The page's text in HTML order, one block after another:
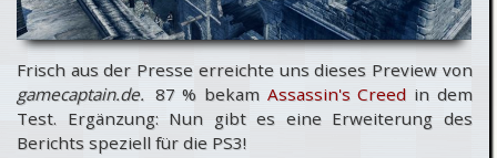
Frisch aus der Presse erreichte uns dieses Preview von
gamecaptain.de. 87 % bekam Assassin's Creed in dem
Test. Ergänzung: Nun gibt es eine Erweiterung des
Berichts speziell für die PS3!